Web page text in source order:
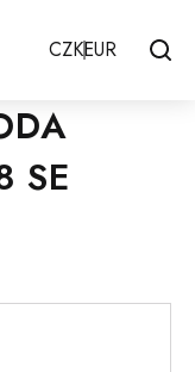
CZKEUR
SE